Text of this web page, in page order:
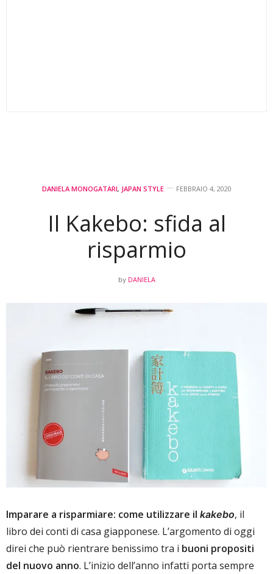
DANIELA MONOGATARI, JAPAN STYLE FEBBRAIO 4, 2020
Il Kakebo: sfida al
risparmio
by DANIELA
Imparare a risparmiare: come utilizzare il kakebo, il
libro dei conti di casa giapponese. L’argomento di oggi
direi che può rientrare benissimo tra i buoni propositi
del nuovo anno. L’inizio dell’anno infatti porta sempre